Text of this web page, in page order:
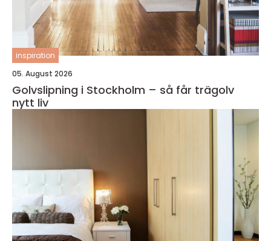
inspiration
05. August 2026
Golvslipning i Stockholm – så får trägolv
nytt liv